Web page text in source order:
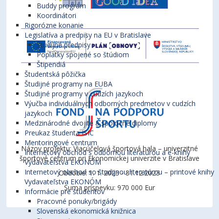
Buddy program
Koordinátori
Rigorózne konanie
Legislatíva a predpisy na EU v Bratislave
Študijné predpisy
Poplatky spojené so štúdiom
Štipendiá
Študentská pôžička
Študijné programy na EUBA
Študijné programy v cudzích jazykoch
Výučba individuálnych odborných predmetov v cudzích
jazykoch
Medzinárodné dvojité a spoločné diplomy
Preukaz študenta ISIC
Mentoringové centrum
Internetový obchod s odbornou literatúrou a e-knihy
Vydavateľstva EKONÓM
Internetový obchod so študijnou literatúrou – printové knihy
Vydavateľstva EKONÓM
Informácie pre študentov
Pracovné ponuky/brigády
Slovenská ekonomická knižnica
Názov projektu: Viacúčelová športová hala – univerzitné
športové centrum pri Ekonomickej univerzite v Bratislave
Obdobie: 1. 1. 2023 - 31.12.2023
Suma príspevku: 970 000 Eur